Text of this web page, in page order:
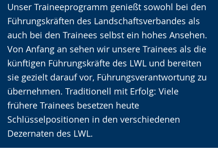
Unser Traineeprogramm genießt sowohl bei den
Führungskräften des Landschaftsverbandes als
auch bei den Trainees selbst ein hohes Ansehen.
Von Anfang an sehen wir unsere Trainees als die
künftigen Führungskräfte des LWL und bereiten
sie gezielt darauf vor, Führungsverantwortung zu
übernehmen. Traditionell mit Erfolg: Viele
frühere Trainees besetzen heute
Schlüsselpositionen in den verschiedenen
Dezernaten des LWL.
Gebärdensprache
wird
angezeigt.